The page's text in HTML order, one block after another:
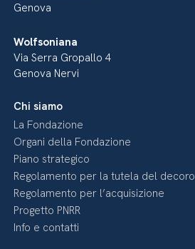
Genova
Wolfsoniana
Via Serra Gropallo 4
Genova Nervi
Chi siamo
La Fondazione
Organi della Fondazione
Piano strategico
Regolamento per la tutela del decoro
Regolamento per l’acquisizione
Progetto PNRR
Info e contatti